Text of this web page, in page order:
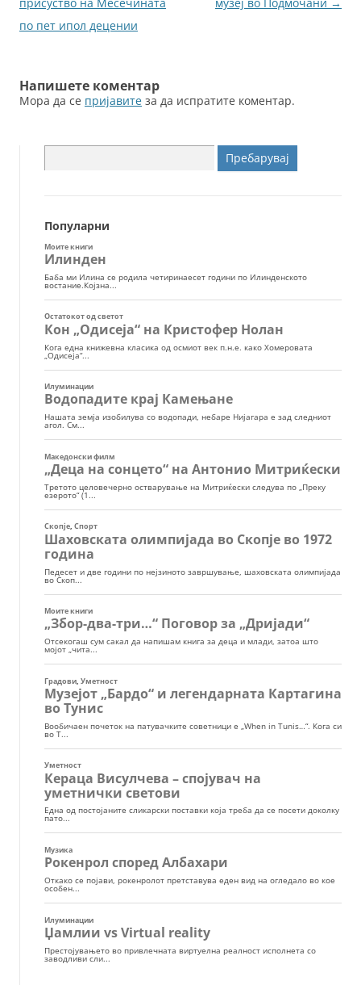
k
написи
по пет ипол децении
Напишете коментар
Мора да се пријавите за да испратите коментар.
за:
Популарни